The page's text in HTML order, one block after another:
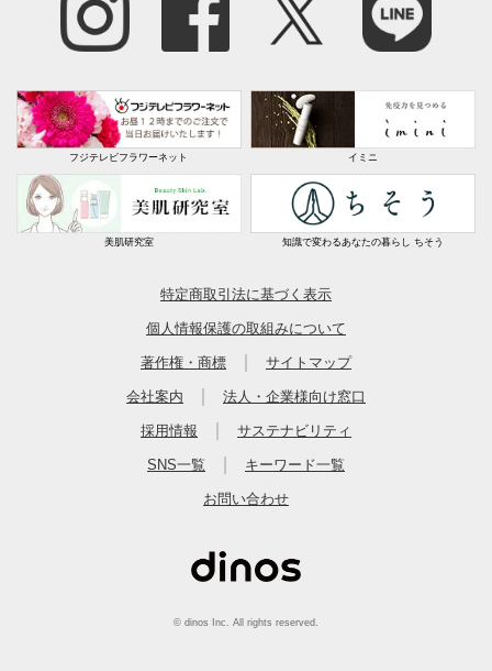
フジテレビフラワーネット イミニ
美肌研究室 知識で変わるあなたの暮らし ちそう
特定商取引法に基づく表示
個人情報保護の取組みについて
著作権・商標 サイトマップ
会社案内 法人・企業様向け窓口
採用情報 サステナビリティ
SNS一覧 キーワード一覧
お問い合わせ
© dinos Inc. All rights reserved.